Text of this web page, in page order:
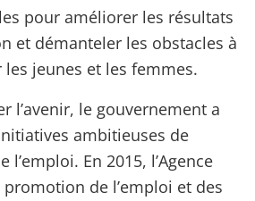
pour améliorer les résultats
et démanteler les obstacles à
les jeunes et les femmes.
l’avenir, le gouvernement a
ambitieuses de
l’emploi. En 2015, l’Agence
de l’emploi et des